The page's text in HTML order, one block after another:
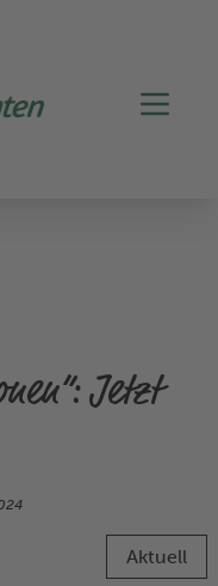
Jetzt
Aktuell